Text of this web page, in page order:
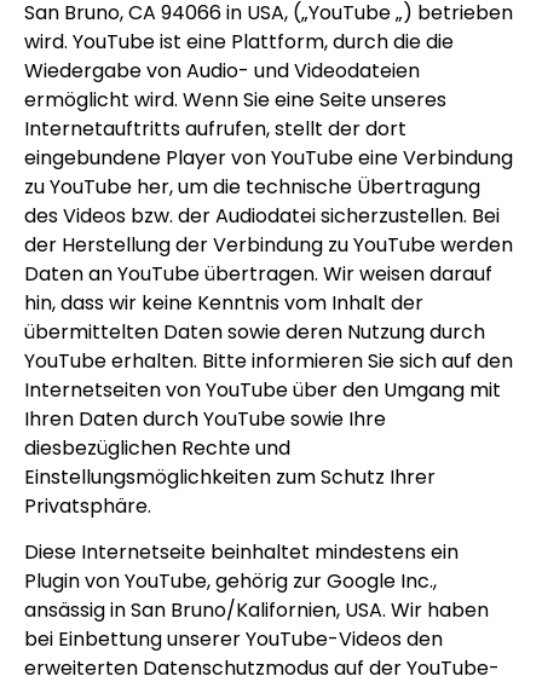
San Bruno, CA 94066 in USA, („YouTube „) betrieben
wird. YouTube ist eine Plattform, durch die die
Wiedergabe von Audio- und Videodateien
ermöglicht wird. Wenn Sie eine Seite unseres
Internetauftritts aufrufen, stellt der dort
eingebundene Player von YouTube eine Verbindung
zu YouTube her, um die technische Übertragung
des Videos bzw. der Audiodatei sicherzustellen. Bei
der Herstellung der Verbindung zu YouTube werden
Daten an YouTube übertragen. Wir weisen darauf
hin, dass wir keine Kenntnis vom Inhalt der
übermittelten Daten sowie deren Nutzung durch
YouTube erhalten. Bitte informieren Sie sich auf den
Internetseiten von YouTube über den Umgang mit
Ihren Daten durch YouTube sowie Ihre
diesbezüglichen Rechte und
Einstellungsmöglichkeiten zum Schutz Ihrer
Privatsphäre.
Diese Internetseite beinhaltet mindestens ein
Plugin von YouTube, gehörig zur Google Inc.,
ansässig in San Bruno/Kalifornien, USA. Wir haben
bei Einbettung unserer YouTube-Videos den
erweiterten Datenschutzmodus auf der YouTube-